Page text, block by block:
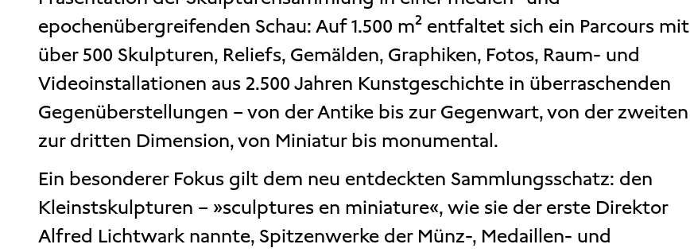
epochenübergreifenden Schau: Auf 1.500 m² entfaltet sich ein Parcours mit
über 500 Skulpturen, Reliefs, Gemälden, Graphiken, Fotos, Raum- und
Videoinstallationen aus 2.500 Jahren Kunstgeschichte in überraschenden
Gegenüberstellungen – von der Antike bis zur Gegenwart, von der zweiten
zur dritten Dimension, von Miniatur bis monumental.
Ein besonderer Fokus gilt dem neu entdeckten Sammlungsschatz: den
Kleinstskulpturen – »sculptures en miniature«, wie sie der erste Direktor
Alfred Lichtwark nannte, Spitzenwerke der Münz-, Medaillen- und